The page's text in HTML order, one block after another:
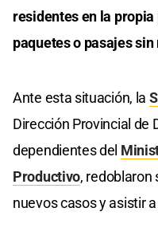
residentes en la
paquetes o pasajes
Ante esta situación, la
Dirección Provincial de
dependientes del
Productivo, redoblaron
nuevos casos y asistir